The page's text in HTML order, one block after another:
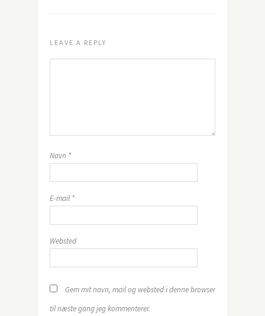
LEAVE A REPLY
Navn *
E-mail *
Websted
Gem mit navn, mail og websted i denne browser
til næste gang jeg kommenterer.